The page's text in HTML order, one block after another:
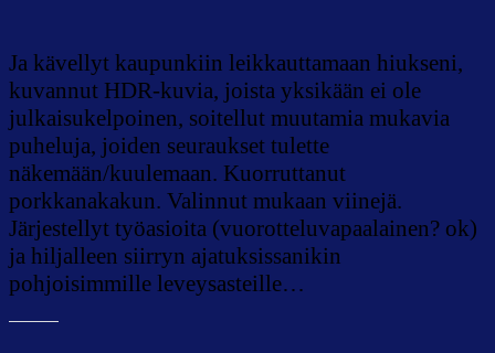
Ja kävellyt kaupunkiin leikkauttamaan hiukseni,
kuvannut HDR-kuvia, joista yksikään ei ole
julkaisukelpoinen, soitellut muutamia mukavia
puheluja, joiden seuraukset tulette
näkemään/kuulemaan. Kuorruttanut
porkkanakakun. Valinnut mukaan viinejä.
Järjestellyt työasioita (vuorotteluvapaalainen? ok)
ja hiljalleen siirryn ajatuksissanikin
pohjoisimmille leveysasteille…